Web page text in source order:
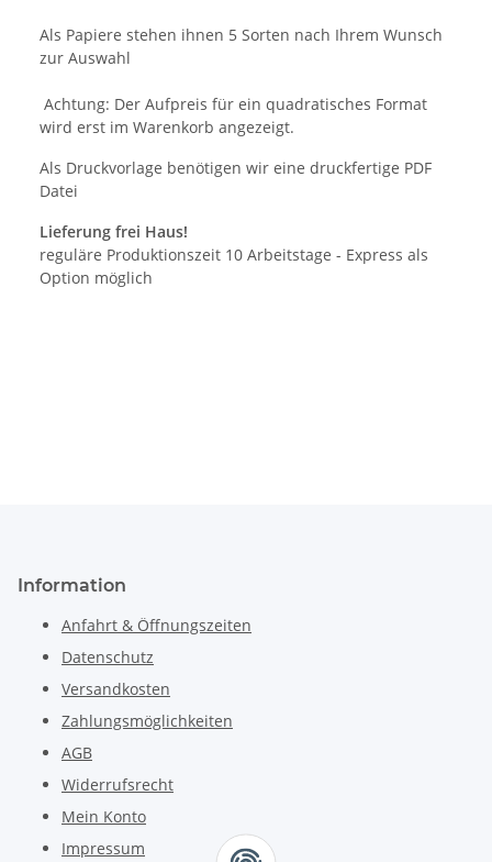
Als Papiere stehen ihnen 5 Sorten nach Ihrem Wunsch
zur Auswahl
Achtung: Der Aufpreis für ein quadratisches Format
wird erst im Warenkorb angezeigt.
Als Druckvorlage benötigen wir eine druckfertige PDF
Datei
Lieferung frei Haus!
reguläre Produktionszeit 10 Arbeitstage - Express als
Option möglich
Information
Anfahrt & Öffnungszeiten
Datenschutz
Versandkosten
Zahlungsmöglichkeiten
AGB
Widerrufsrecht
Mein Konto
Impressum